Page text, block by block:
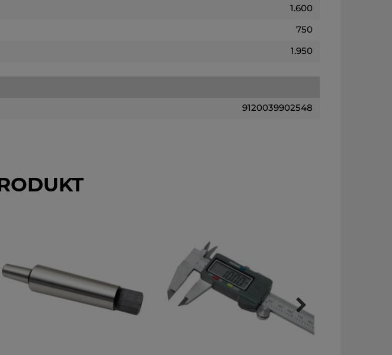
1.600
750
1.950
9120039902548